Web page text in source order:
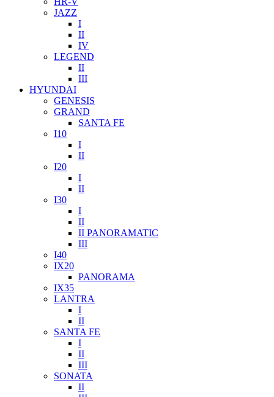
JAZZ
I
II
IV
LEGEND
II
III
HYUNDAI
GENESIS
GRAND
SANTA FE
I10
I
II
I20
I
II
I30
I
II
II PANORAMATIC
III
I40
IX20
PANORAMA
IX35
LANTRA
I
II
SANTA FE
I
II
III
SONATA
II